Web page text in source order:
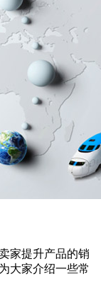
家提升产品的销
大家介绍一些常